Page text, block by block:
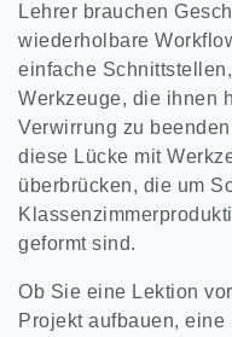
Lehrer brauchen
wiederholbare
einfache
Werkzeuge, die ihnen
Verwirrung zu
diese Lücke mit
überbrücken, die um
geformt sind.
Ob Sie eine Lektion
Projekt aufbauen,